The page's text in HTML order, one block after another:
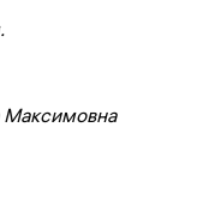
Максимовна